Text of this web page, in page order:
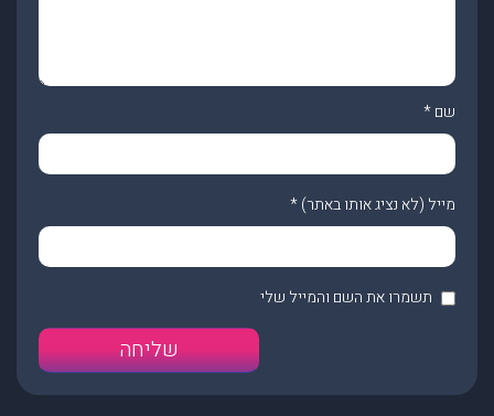
שם*
מייל (לא נציג אותו באתר)*
תשמרו את השם והמייל שלי